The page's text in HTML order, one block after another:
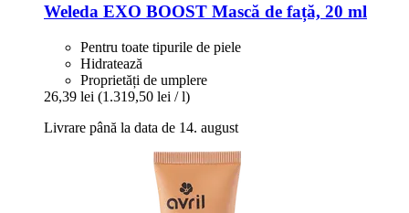
Weleda EXO BOOST Mască de față, 20 ml
Pentru toate tipurile de piele
Hidratează
Proprietăți de umplere
26,39 lei (1.319,50 lei / l)
Livrare până la data de 14. august